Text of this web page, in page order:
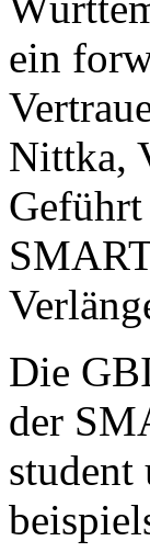
ein
Nittka,
Die
der
student